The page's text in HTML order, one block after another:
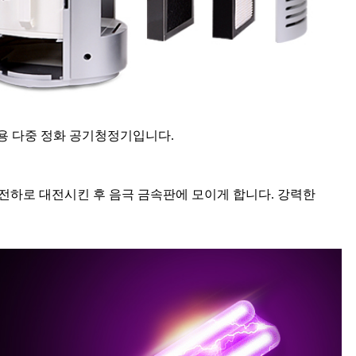
다중 정화 공기청정기입니다.
하로 대전시킨 후 음극 금속판에 모이게 합니다. 강력한